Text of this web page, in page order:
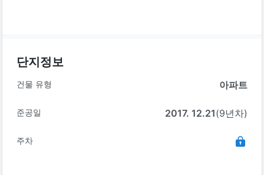
단지정보
건물 유형 아파트
준공일 2017. 12.21(9년차)
주차